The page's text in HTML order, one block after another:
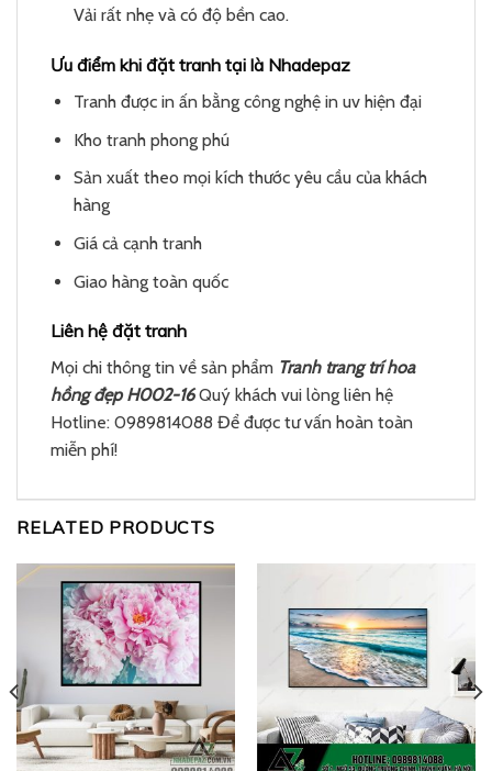
Vải rất nhẹ và có độ bền cao.
Ưu điểm khi đặt tranh tại là Nhadepaz
Tranh được in ấn bằng công nghệ in uv hiện đại
Kho tranh phong phú
Sản xuất theo mọi kích thước yêu cầu của khách
hàng
Giá cả cạnh tranh
Giao hàng toàn quốc
Liên hệ đặt tranh
Mọi chi thông tin về sản phẩm Tranh trang trí hoa
hồng đẹp H002-16Quý khách vui lòng liên hệ
Hotline: 0989814088 Để được tư vấn hoàn toàn
miễn phí!
RELATED PRODUCTS